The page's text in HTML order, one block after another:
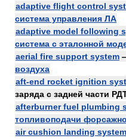
adaptive flight control
система управления ЛА
adaptive model following
система с эталонной
aerial fire support system
воздуха
aft-end rocket ignition
заряда с задней части
afterburner fuel plumbing
топливоподачи
air cushion landing system